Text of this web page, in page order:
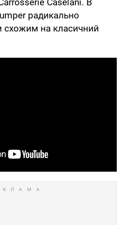
Caselani. В
радикально
схожим на класичний